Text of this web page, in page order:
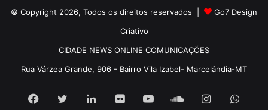
© Copyright 2026, Todos os direitos reservados |
Go7 Design
Criativo
CIDADE NEWS ONLINE COMUNICAÇÕES
Rua Várzea Grande, 906 - Bairro Vila Izabel- Marcelândia-MT
Facebook
TwitterLinkedinFlickr YouTubeSoundCloud
Instagram